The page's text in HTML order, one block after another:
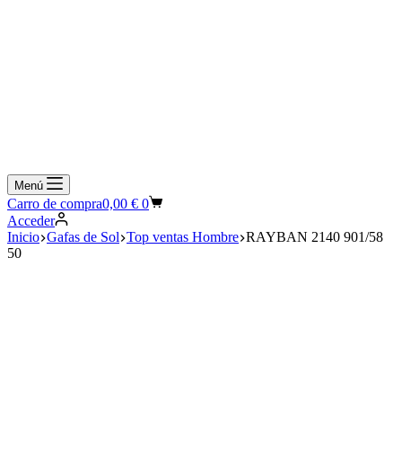
Menú
Carro de compra0,00 € 0
Acceder
Inicio Gafas de Sol Top ventas Hombre RAYBAN 2140 901/58
50